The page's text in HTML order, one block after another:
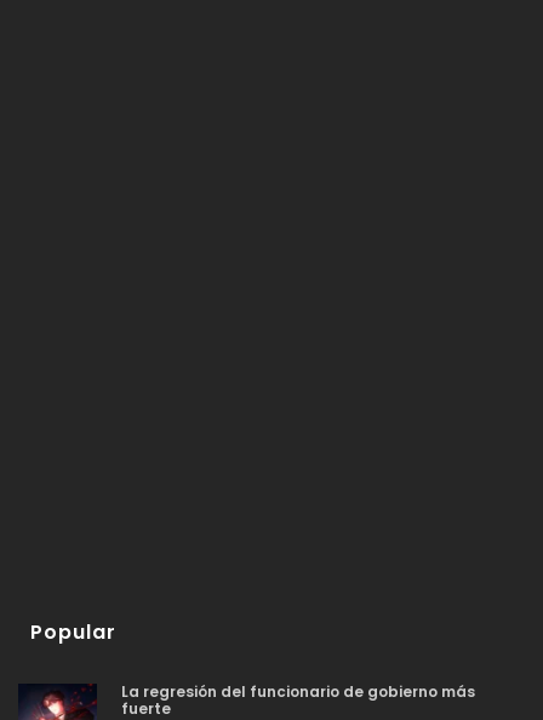
Popular
La regresión del funcionario de gobierno más
fuerte